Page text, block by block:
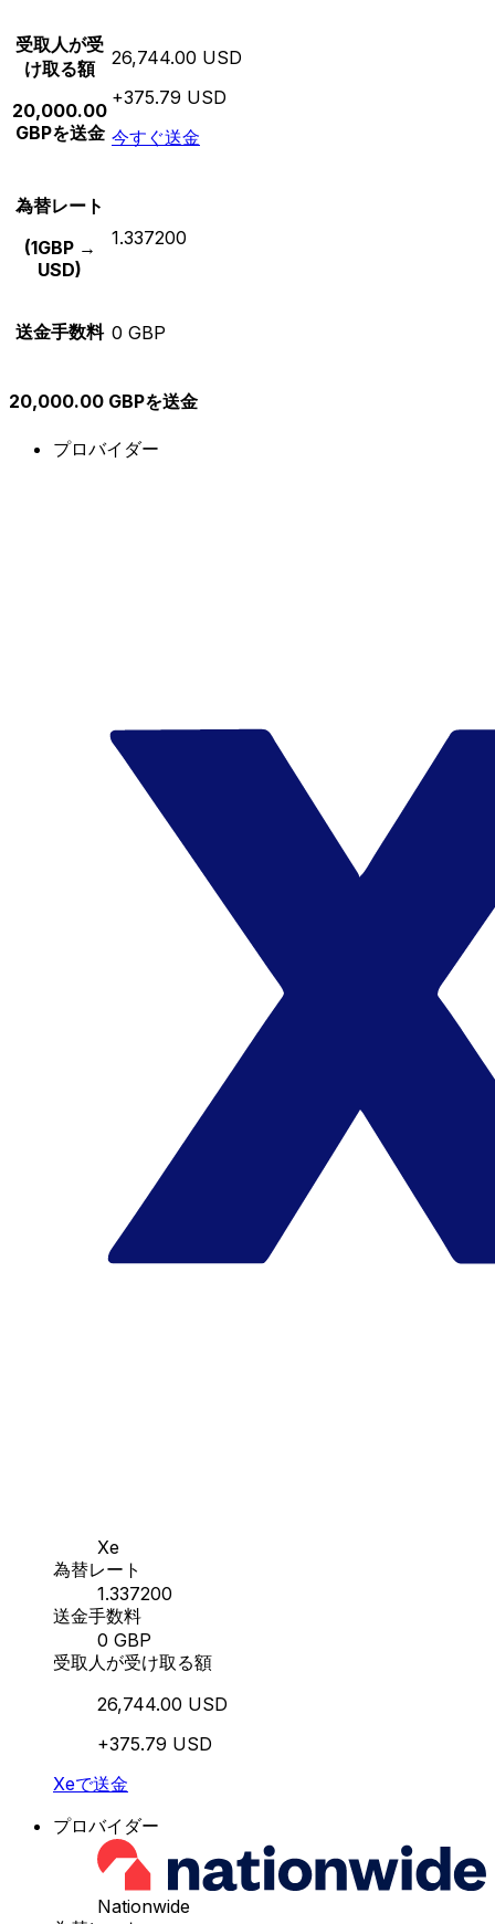
受取人が受
け取る額
20,000.00
GBPを送金
26,744.00 USD
+375.79 USD
今すぐ送金
為替レート
(1GBP →
USD)
1.337200
送金手数料 0 GBP
20,000.00 GBPを送金
プロバイダー
Xe
為替レート
1.337200
送金手数料
0 GBP
受取人が受け取る額
26,744.00 USD
+375.79 USD
Xeで送金
プロバイダー
Nationwide